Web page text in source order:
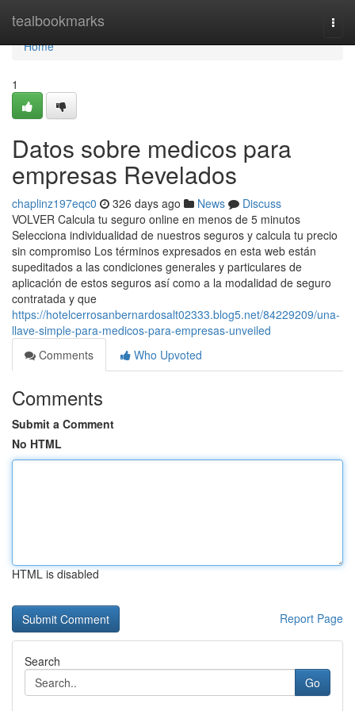
tealbookmarks
Home
Home
1
Datos sobre medicos para
empresas Revelados
chaplinz197eqc0 326 days ago News
Discuss
VOLVER Calcula tu seguro online en menos de 5 minutos
Selecciona individualidad de nuestros seguros y calcula tu precio
sin compromiso Los términos expresados en esta web están
supeditados a las condiciones generales y particulares de
aplicación de estos seguros así como a la modalidad de seguro
contratada y que
https://hotelcerrosanbernardosalt02333.blog5.net/84229209/una-
llave-simple-para-medicos-para-empresas-unveiled
Comments
Who Upvoted
Comments
Submit a Comment
No HTML
HTML is disabled
Report Page
Search
Go